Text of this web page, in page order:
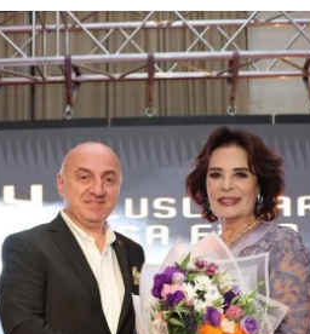
Edirne
Elazığ
Erzincan
Erzurum
Eskişehir
Gaziantep
Giresun